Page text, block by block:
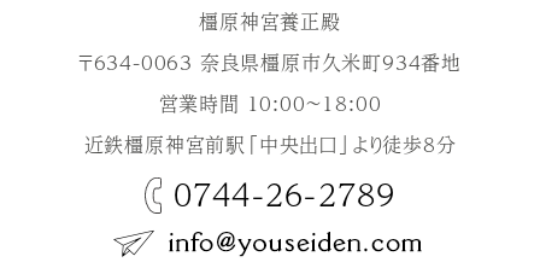
橿原神宮養正殿
〒634-0063 奈良県橿原市久米町934番地
営業時間 10:00～18:00
近鉄橿原神宮前駅「中央出口」より徒歩8分
0744-26-2789